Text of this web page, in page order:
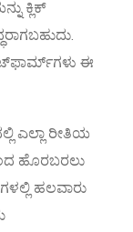
ಕ್ಲಿಕ್
ಈ
ಎಲ್ಲಾ ರೀತಿಯ
ಹೊರಬರಲು
ಹಲವಾರು